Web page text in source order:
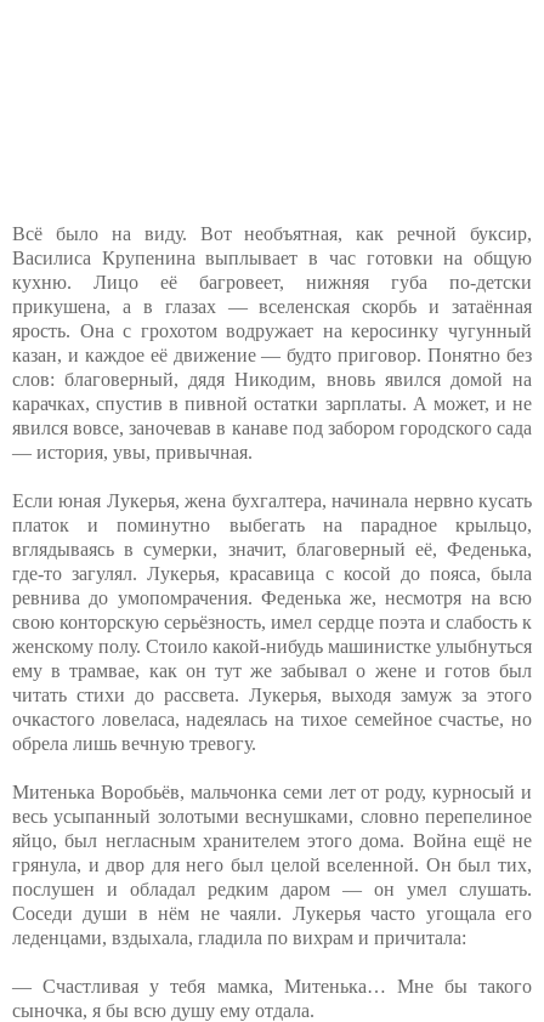
Всё было на виду. Вот необъятная, как речной буксир,
Василиса Крупенина выплывает в час готовки на общую
кухню. Лицо её багровеет, нижняя губа по-детски
прикушена, а в глазах — вселенская скорбь и затаённая
ярость. Она с грохотом водружает на керосинку чугунный
казан, и каждое её движение — будто приговор. Понятно без
слов: благоверный, дядя Никодим, вновь явился домой на
карачках, спустив в пивной остатки зарплаты. А может, и не
явился вовсе, заночевав в канаве под забором городского сада
— история, увы, привычная.
Если юная Лукерья, жена бухгалтера, начинала нервно кусать
платок и поминутно выбегать на парадное крыльцо,
вглядываясь в сумерки, значит, благоверный её, Феденька,
где-то загулял. Лукерья, красавица с косой до пояса, была
ревнива до умопомрачения. Феденька же, несмотря на всю
свою конторскую серьёзность, имел сердце поэта и слабость к
женскому полу. Стоило какой-нибудь машинистке улыбнуться
ему в трамвае, как он тут же забывал о жене и готов был
читать стихи до рассвета. Лукерья, выходя замуж за этого
очкастого ловеласа, надеялась на тихое семейное счастье, но
обрела лишь вечную тревогу.
Митенька Воробьёв, мальчонка семи лет от роду, курносый и
весь усыпанный золотыми веснушками, словно перепелиное
яйцо, был негласным хранителем этого дома. Война ещё не
грянула, и двор для него был целой вселенной. Он был тих,
послушен и обладал редким даром — он умел слушать.
Соседи души в нём не чаяли. Лукерья часто угощала его
леденцами, вздыхала, гладила по вихрам и причитала:
— Счастливая у тебя мамка, Митенька… Мне бы такого
сыночка, я бы всю душу ему отдала.